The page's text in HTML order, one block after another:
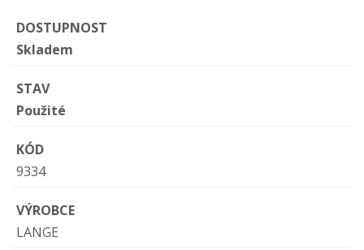
DOSTUPNOST
Skladem
STAV
Použité
KÓD
9334
VÝROBCE
LANGE